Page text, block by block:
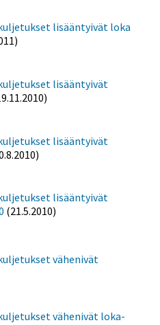
lisääntyivät loka
lisääntyivät
lisääntyivät
lisääntyivät
(21.5.2010)
vähenivät
vähenivät loka-